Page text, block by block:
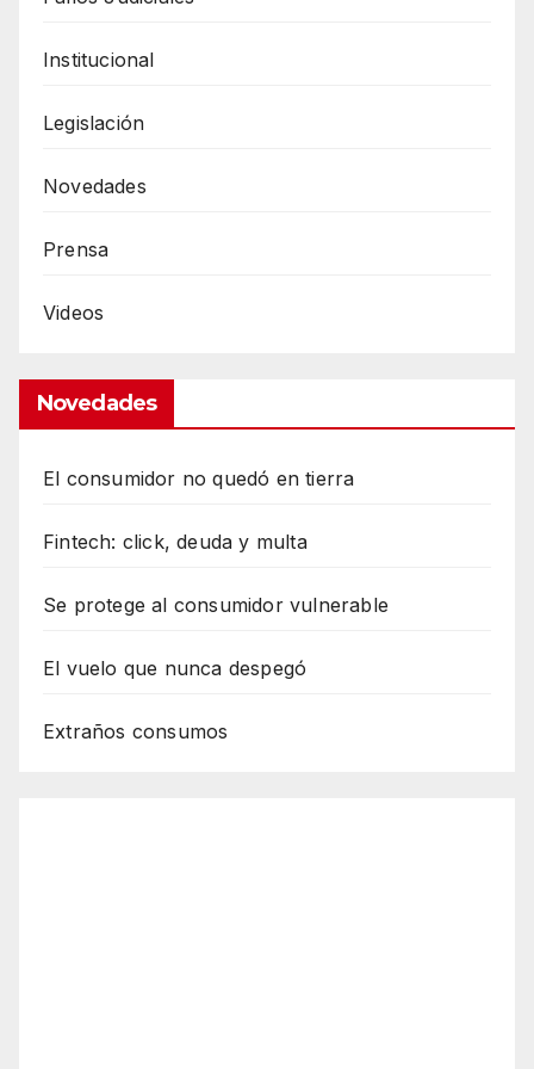
Institucional
Legislación
Novedades
Prensa
Videos
Novedades
El consumidor no quedó en tierra
Fintech: click, deuda y multa
Se protege al consumidor vulnerable
El vuelo que nunca despegó
Extraños consumos